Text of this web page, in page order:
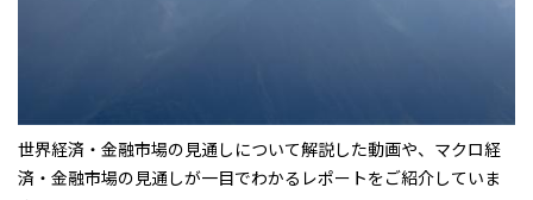
世界経済・金融市場の見通しについて解説した動画や、マクロ経
済・金融市場の見通しが一目でわかるレポートをご紹介していま